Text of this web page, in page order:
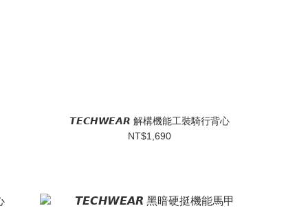
𝙏𝙀𝘾𝙃𝙒𝙀𝘼𝙍 解構機能工裝騎行背心
NT$1,690